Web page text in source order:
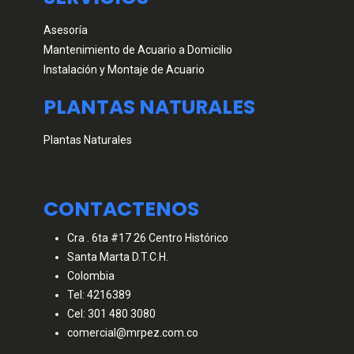
Asesoría
Mantenimiento de Acuario a Domicilio
Instalación y Montaje de Acuario
PLANTAS NATURALES
Plantas Naturales
CONTACTENOS
Cra . 6ta #17 26 Centro Histórico
Santa Marta D.T.C.H.
Colombia
Tel: 4216389
Cel: 301 480 3080
comercial@mrpez.com.co